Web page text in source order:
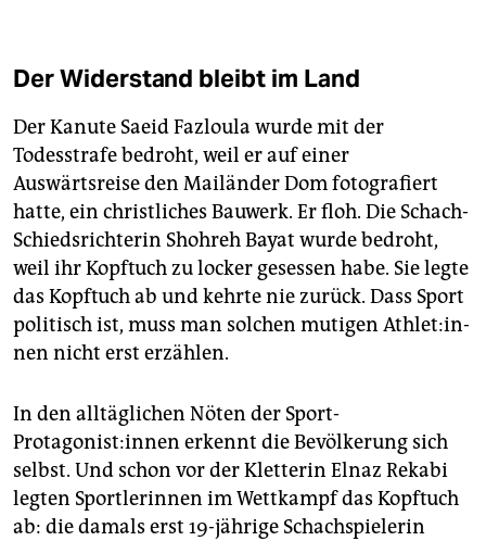
Der Widerstand bleibt im Land
Der Kanute Saeid Fazloula wurde mit der
Todesstrafe bedroht, weil er auf einer
Auswärtsreise den Mailänder Dom fotografiert
hatte, ein christliches Bauwerk. Er floh. Die Schach-
Schiedsrichterin Shohreh Bayat wurde bedroht,
weil ihr Kopftuch zu locker gesessen habe. Sie legte
das Kopftuch ab und kehrte nie zurück. Dass Sport
politisch ist, muss man solchen mutigen Ath­le­t:in­
nen nicht erst erzählen.
In den alltäglichen Nöten der Sport-
Protagonist:innen erkennt die Bevölkerung sich
selbst. Und schon vor der Kletterin Elnaz Rekabi
legten Sportlerinnen im Wettkampf das Kopftuch
ab: die damals erst 19-jährige Schachspielerin